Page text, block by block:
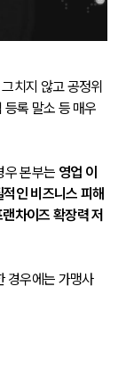
치지 않고 공정위
록 말소 등 매우
우 본부는 영업 이
인 비즈니스 피해
차이즈 확장력 저
경우에는 가맹사